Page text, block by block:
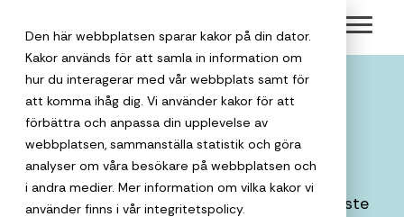
Den här webbplatsen sparar kakor på din dator.
Kakor används för att samla in information om
hur du interagerar med vår webbplats samt för
att komma ihåg dig. Vi använder kakor för att
förbättra och anpassa din upplevelse av
webbplatsen, sammanställa statistik och göra
analyser om våra besökare på webbplatsen och
i andra medier. Mer information om vilka kakor vi
använder finns i vår integritetspolicy.
main
content.
Välkommen
till en
personlig
Safe Travels
Vår
trygghetstjänst
som håller koll
Vi gör det
att boka
affärsresor, till
Affärsresor
Resor för
Om Lingmerths
Lingmerths har
funnits sedan 1950
Aktuellt
Håll dig uppdaterad med Lingmerths senaste